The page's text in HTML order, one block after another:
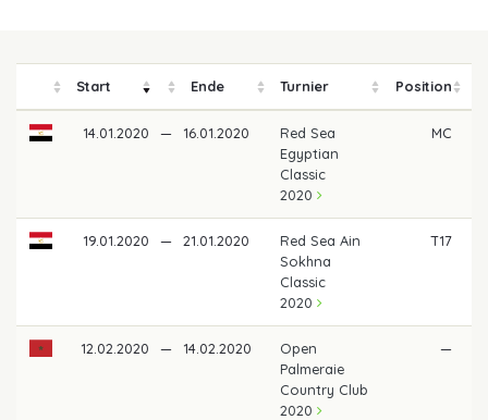
Start Ende Turnier Position
14.01.2020 — 16.01.2020
Red Sea
Egyptian
Classic
2020
MC
19.01.2020 — 21.01.2020
Red Sea Ain
Sokhna
Classic
2020
T17
12.02.2020 — 14.02.2020
Open
Palmeraie
Country Club
2020
—